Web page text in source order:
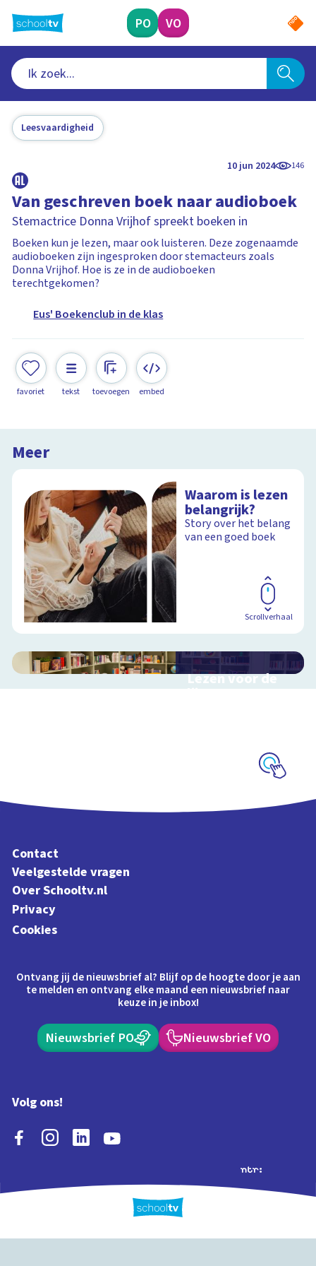
naar
hoofdinhoud
PO VO
Leesvaardigheid
10 jun 2024 146
Van geschreven boek naar audioboek
Stemactrice Donna Vrijhof spreekt boeken in
Boeken kun je lezen, maar ook luisteren. Deze zogenaamde
audioboeken zijn ingesproken door stemacteurs zoals
Donna Vrijhof. Hoe is ze in de audioboeken
terechtgekomen?
Eus' Boekenclub in de klas
favoriet tekst toevoegen embed
Meer
Waarom is lezen
belangrijk?
Story over het belang
van een goed boek
Scrollverhaal
Lezen voor de
lijst
Contact
Veelgestelde vragen
Over Schooltv.nl
Privacy
Cookies
Ontvang jij de nieuwsbrief al? Blijf op de hoogte door je aan
te melden en ontvang elke maand een nieuwsbrief naar
keuze in je inbox!
Nieuwsbrief PO Nieuwsbrief VO
Volg ons!